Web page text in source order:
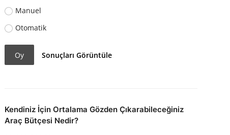
Manuel
Otomatik
Oy Sonuçları Görüntüle
Kendiniz İçin Ortalama Gözden Çıkarabileceğiniz
Araç Bütçesi Nedir?